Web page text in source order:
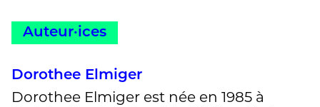
Auteur·ices
Dorothee Elmiger
Dorothee Elmiger est née en 1985 à